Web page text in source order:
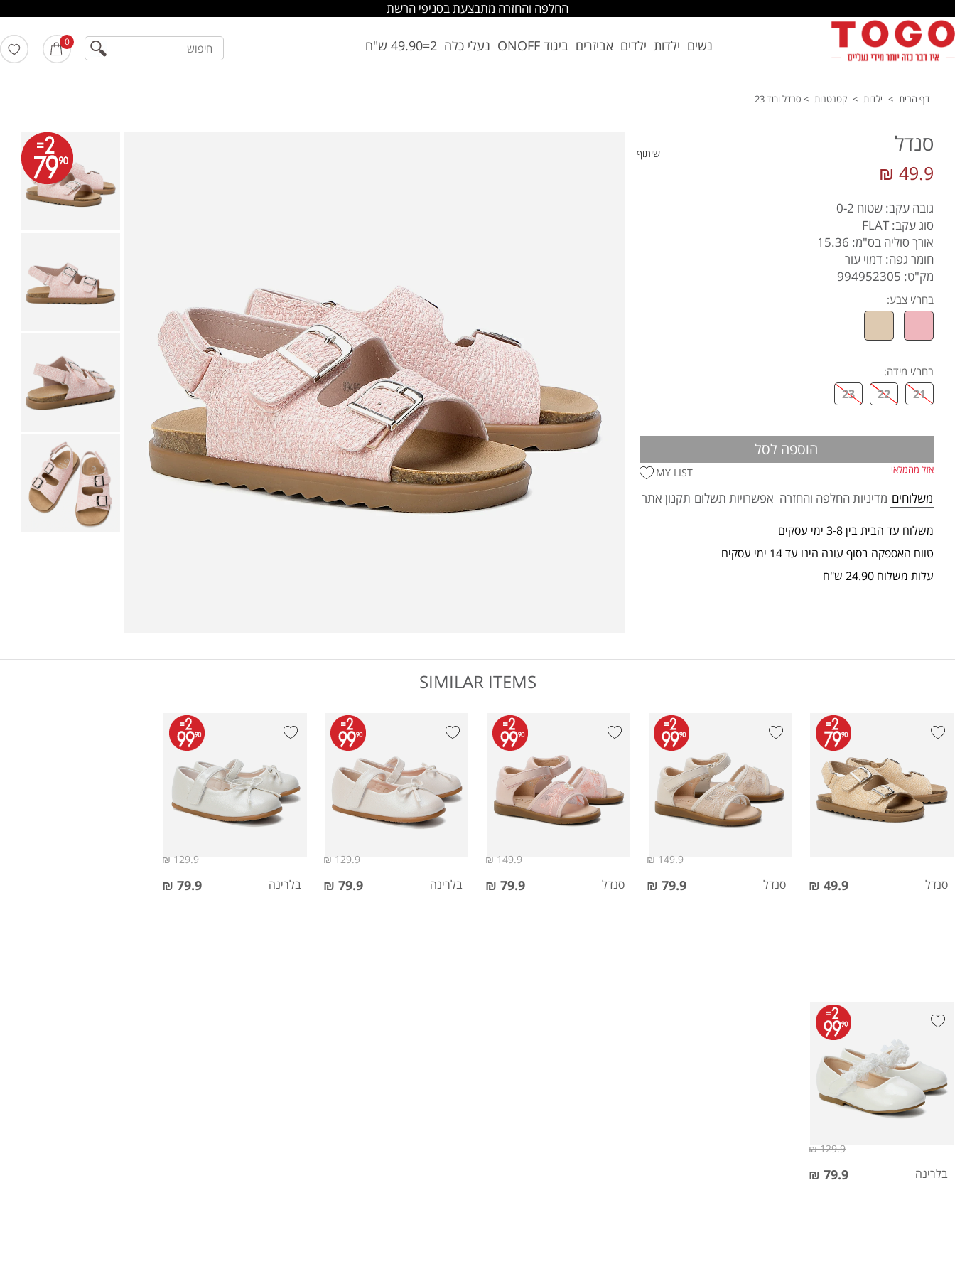
החלפה והחזרה מתבצעת בסניפי הרשת
נשים ילדות ילדים אביזרים ביגוד ONOFF נעלי כלה 2=49.90 ש"ח 0 חיפוש
דף הבית > ילדות > קטנטנות > סנדל ורוד 23
שיתוף סנדל
49.9 ₪
גובה עקב: שטוח 0-2
סוג עקב: FLAT
אורך סוליה בס"מ: 15.36
חומר גפה: דמוי עור
מק"ט: 994952305
בחר/י צבע:
בחר/י מידה:
21
22
23
הוספה לסל
MY LIST אזל מהמלאי
משלוחים מדיניות החלפה והחזרה אפשרויות תשלום תקנון אתר
משלוח עד הבית בין 3-8 ימי עסקים
טווח האספקה בסוף עונה הינו עד 14 ימי עסקים
עלות משלוח 24.90 ש"ח
SIMILAR ITEMS
סנדל 49.9 ₪ סנדל 79.9 ₪
149.9 ₪
סנדל 79.9 ₪
149.9 ₪
בלרינה 79.9 ₪
129.9 ₪
בלרינה 79.9 ₪
129.9 ₪
בלרינה 79.9 ₪
129.9 ₪